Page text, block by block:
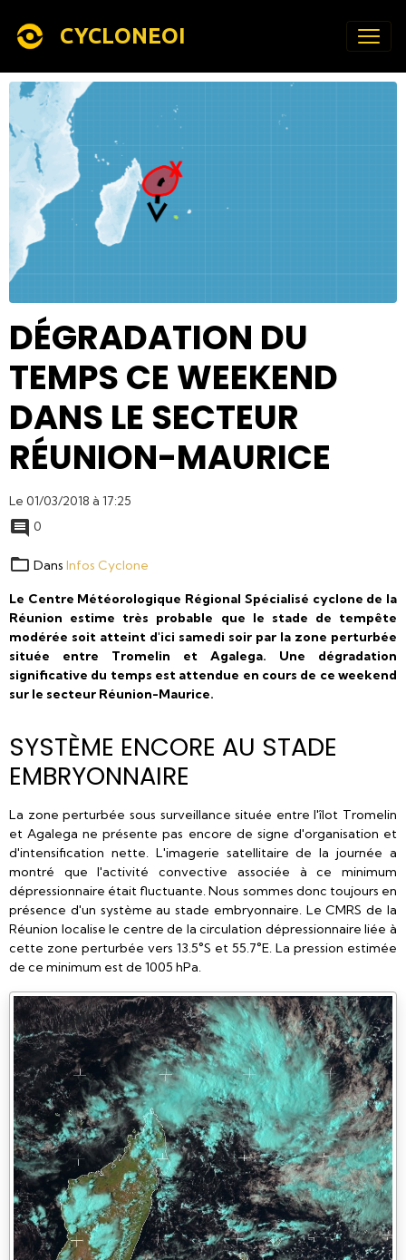
CYCLONEOI
DÉGRADATION DU
TEMPS CE WEEKEND
DANS LE SECTEUR
RÉUNION-MAURICE
Le 01/03/2018 à 17:25
0
Dans Infos Cyclone
Le Centre Météorologique Régional Spécialisé cyclone de la
Réunion estime très probable que le stade de tempête
modérée soit atteint d'ici samedi soir par la zone perturbée
située entre Tromelin et Agalega. Une dégradation
significative du temps est attendue en cours de ce weekend
sur le secteur Réunion-Maurice.
SYSTÈME ENCORE AU STADE
EMBRYONNAIRE
La zone perturbée sous surveillance située entre l'îlot Tromelin
et Agalega ne présente pas encore de signe d'organisation et
d'intensification nette. L'imagerie satellitaire de la journée a
montré que l'activité convective associée à ce minimum
dépressionnaire était fluctuante. Nous sommes donc toujours en
présence d'un système au stade embryonnaire. Le CMRS de la
Réunion localise le centre de la circulation dépressionnaire liée à
cette zone perturbée vers 13.5°S et 55.7°E. La pression estimée
de ce minimum est de 1005 hPa.